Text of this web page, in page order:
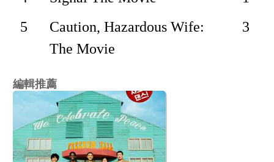
5
Caution, Hazardous Wife:
The Movie
3
編輯推薦